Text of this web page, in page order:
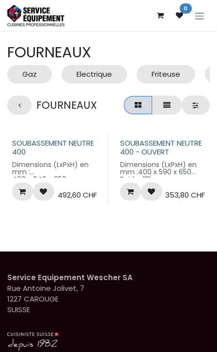
Se rendre au contenu 0
FOURNEAUX
Gaz Electrique Friteuse
FOURNEAUX
SOUBASSEMENT NEUTRE
400
Dimensions (LxPxH) en
mm :
400 x 640 x 650
492,60 CHF
SOUBASSEMENT NEUTRE
400 - OUVERT
Dimensions (LxPxH) en
mm :400 x 590 x 650
Poids : 18kg
353,80 CHF
Service Equipement Wescher SA
Rue Antoine Jolivet, 7
1227 CAROUGE
SUISSE